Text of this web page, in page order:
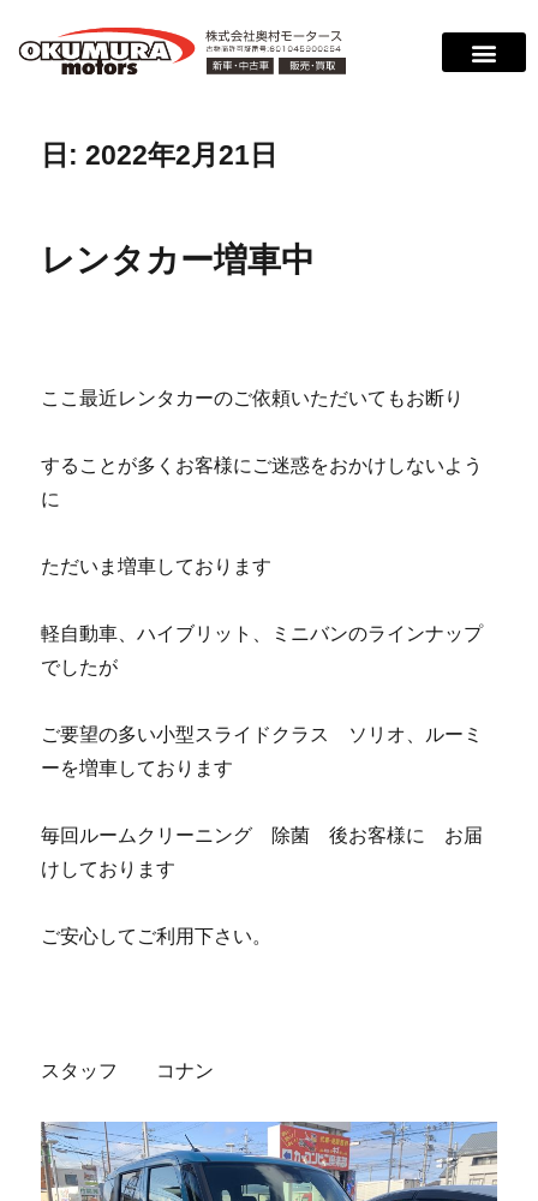
日:2022年2月21日
レンタカー増車中
ここ最近レンタカーのご依頼いただいてもお断り
することが多くお客様にご迷惑をおかけしないよう
に
ただいま増車しております
軽自動車、ハイブリット、ミニバンのラインナップ
でしたが
ご要望の多い小型スライドクラス ソリオ、ルーミ
ーを増車しております
毎回ルームクリーニング 除菌 後お客様に お届
けしております
ご安心してご利用下さい。
スタッフ コナン